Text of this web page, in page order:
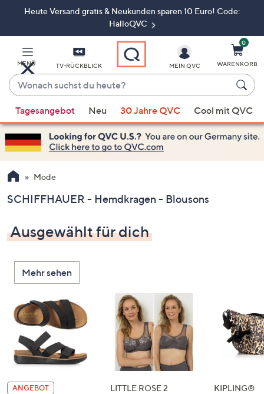
ZumHeute Versand gratis & Neukunden sparen 10 Euro! Code:
HalloQVC
MENÜ TV-RÜCKBLICK
Wonach
suchst
du
heute?
Vorschläge
verfügbar
sind,
verwenden
Sie
Pfeiltasten
oben
und
nach
unten
oder
wischen
Sie
Touch-
Geräten
links
MEIN QVC
0
WARENKORB
Tagesangebot Neu 30 Jahre QVC Cool mit QVC
Mode
SCHIFFHAUER - Hemdkragen - Blousons
Ausgewählt für dich
Mehr sehen
ANGEBOT
LITTLE ROSE 2
KIPLING®